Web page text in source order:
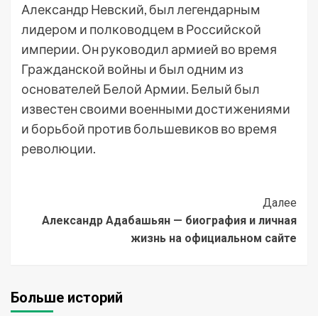
Александр Невский, был легендарным
лидером и полководцем в Российской
империи. Он руководил армией во время
Гражданской войны и был одним из
основателей Белой Армии. Белый был
известен своими военными достижениями
и борьбой против большевиков во время
революции.
Navigation
Далее
Александр Адабашьян — биография и личная
жизнь на официальном сайте
Больше историй